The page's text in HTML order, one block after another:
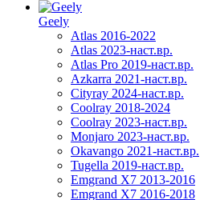
Geely
Atlas 2016-2022
Atlas 2023-наст.вр.
Atlas Pro 2019-наст.вр.
Azkarra 2021-наст.вр.
Cityray 2024-наст.вр.
Coolray 2018-2024
Coolray 2023-наст.вр.
Monjaro 2023-наст.вр.
Okavango 2021-наст.вр.
Tugella 2019-наст.вр.
Emgrand Х7 2013-2016
Emgrand X7 2016-2018